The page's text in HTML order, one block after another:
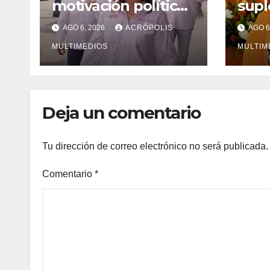
motivación política
en desafueros de
alcaldes
AGO 6, 2026 ACRÓPOLIS
MULTIMEDIOS
de
en
AGO
Deja un comentario
Tu dirección de correo electrónico no será publicada.
Comentario *